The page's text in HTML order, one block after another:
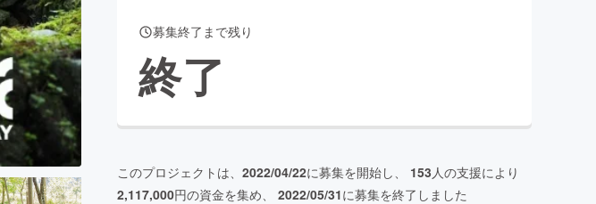
CAMPFIRE Creation
machi-yaコミュニティ
募集終了まで残り
終了
このプロジェクトは、 2022/04/22に募集を開始し、 153人の支援により
2,117,000円の資金を集め、 2022/05/31に募集を終了しました